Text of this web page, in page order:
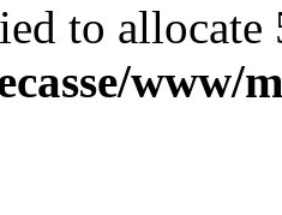
to
www/